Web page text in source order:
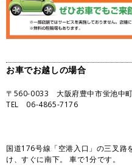
お車でお越しの場合
〒560-0033 大阪府豊中市蛍池中町
TEL 06-4865-7176
国道176号線「空港入口」の三叉路
け、すぐに南下。 車で1分です。